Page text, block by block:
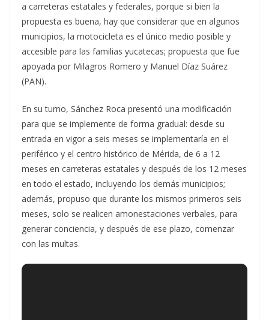
a carreteras estatales y federales, porque si bien la
propuesta es buena, hay que considerar que en algunos
municipios, la motocicleta es el único medio posible y
accesible para las familias yucatecas; propuesta que fue
apoyada por Milagros Romero y Manuel Díaz Suárez
(PAN).
En su turno, Sánchez Roca presentó una modificación
para que se implemente de forma gradual: desde su
entrada en vigor a seis meses se implementaría en el
periférico y el centro histórico de Mérida, de 6 a 12
meses en carreteras estatales y después de los 12 meses
en todo el estado, incluyendo los demás municipios;
además, propuso que durante los mismos primeros seis
meses, solo se realicen amonestaciones verbales, para
generar conciencia, y después de ese plazo, comenzar
con las multas.